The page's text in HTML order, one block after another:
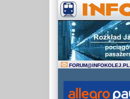
FORUM@INFOKOLEJ.PL